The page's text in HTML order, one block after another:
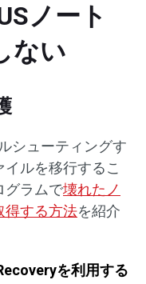
ノート
ない
シューティングす
ルを移行するこ
グラムで壊れたノ
得する方法を紹介
を利用する